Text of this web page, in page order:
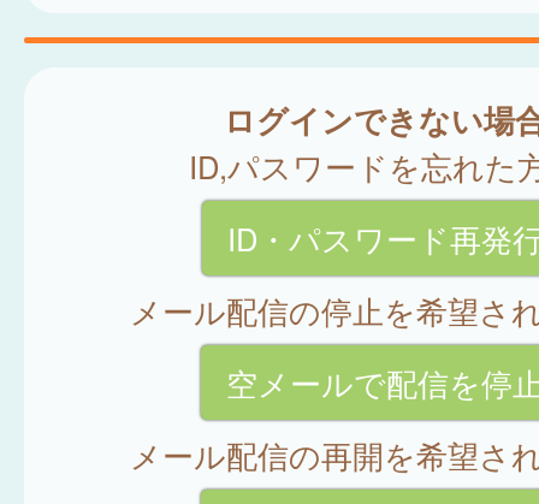
ログインできない場
ID,パスワードを忘れた
ID・パスワード再発
メール配信の停止を希望さ
空メールで配信を停
メール配信の再開を希望さ